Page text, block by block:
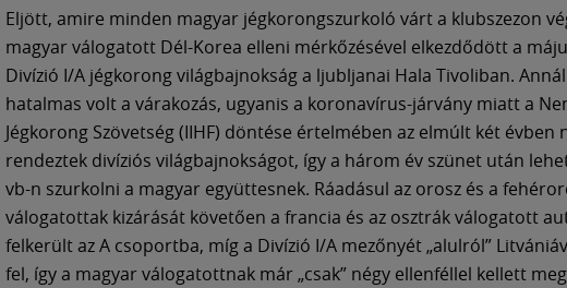
Eljött, amire minden magyar jégkorongszurkoló várt a klubszezon
magyar válogatott Dél-Korea elleni mérkőzésével elkezdődött a
Divízió I/A jégkorong világbajnokság a ljubljanai Hala Tivoliban.
hatalmas volt a várakozás, ugyanis a koronavírus-járvány miatt a
Jégkorong Szövetség (IIHF) döntése értelmében az elmúlt két évben
rendeztek divíziós világbajnokságot, így a három év szünet után
vb-n szurkolni a magyar együttesnek. Ráadásul az orosz és a
válogatottak kizárását követően a francia és az osztrák válogatott
felkerült az A csoportba, míg a Divízió I/A mezőnyét „alulról”
fel, így a magyar válogatottnak már „csak” négy ellenféllel kellett